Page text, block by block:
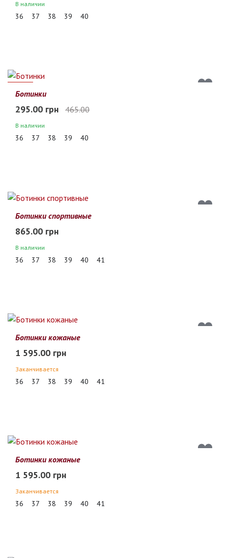
В наличии
36 37 38 39 40
37%
Ботинки
295.00 грн 465.00
В наличии
36 37 38 39 40
Ботинки спортивные
865.00 грн
В наличии
36 37 38 39 40 41
Ботинки кожаные
1 595.00 грн
Заканчивается
36 37 38 39 40 41
Ботинки кожаные
1 595.00 грн
Заканчивается
36 37 38 39 40 41